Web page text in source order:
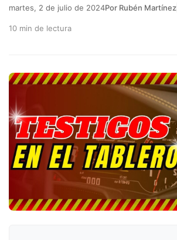
martes, 2 de julio de 2024Por Rubén Martínez
10 min de lectura